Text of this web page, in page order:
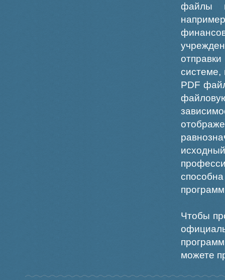
файлы
системе,
PDF
Чтобы
можете